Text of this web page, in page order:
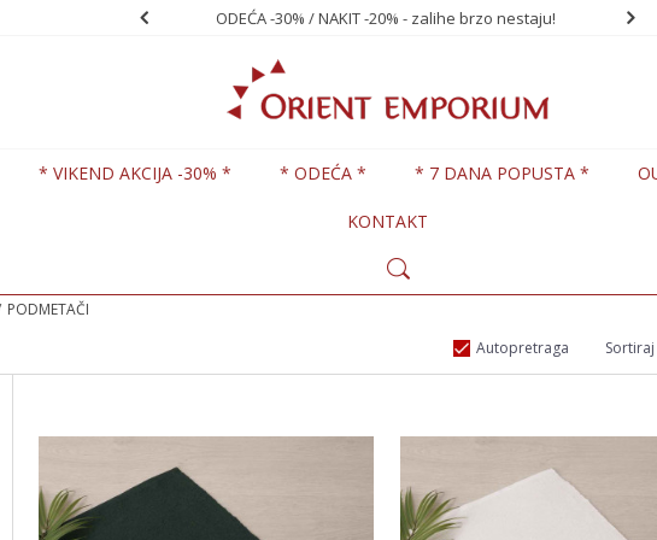
ODEĆA -30% / NAKIT -20% - zalihe brzo nestaju!
* VIKEND AKCIJA -30% * * ODEĆA * * 7 DANA POPUSTA *
KONTAKT
PODMETAČI
Autopretraga Sortiraj